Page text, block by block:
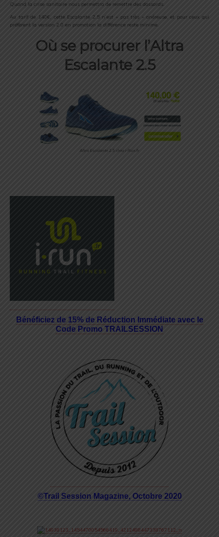
Quand la crise sanitaire nous permettra de remettre des dossards.
Au tarif de 140€, cette Escalante 2.5 n’est « pas très » onéreuse, et pour ceux qui
préfèrent la version 2.0 en promotion la différence reste minime.
Où se procurer l’Altra
Escalante 2.5
Altra Escalante 2.5 chez i-Run.fr
Bénéficiez de 15% de Réduction Immédiate avec le
Code Promo TRAILSESSION
©Trail Session Magazine, Octobre 2020